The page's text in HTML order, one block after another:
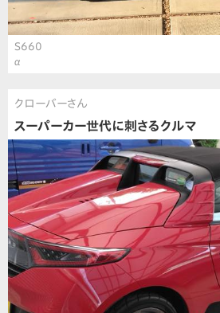
S660
α
クローバーさん
スーパーカー世代に刺さるクルマ